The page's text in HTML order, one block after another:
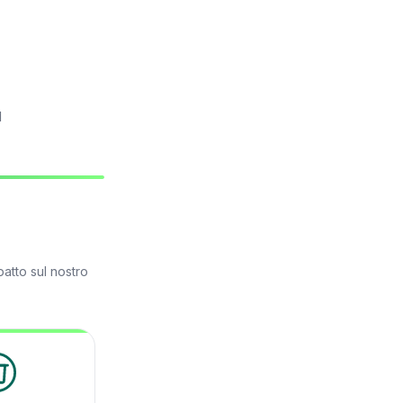
sul nostro